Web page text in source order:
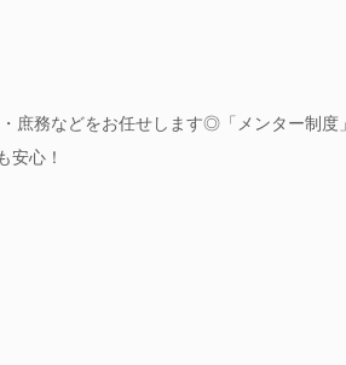
務などをお任せします◎「メンター制度」
安心！